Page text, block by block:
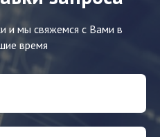
и мы свяжемся с Вами в
время